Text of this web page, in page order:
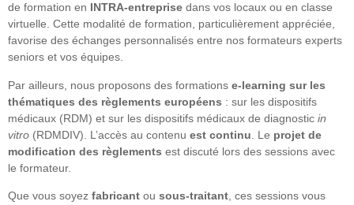
de formation en INTRA-entreprise dans vos locaux ou en classe
virtuelle. Cette modalité de formation, particulièrement appréciée,
favorise des échanges personnalisés entre nos formateurs experts
seniors et vos équipes.
Par ailleurs, nous proposons des formations e-learning sur les
thématiques des règlements européens : sur les dispositifs
médicaux (RDM) et sur les dispositifs médicaux de diagnostic in
vitro (RDMDIV). L’accès au contenu est continu . Le projet de
modification des règlements est discuté lors des sessions avec
le formateur.
Que vous soyez fabricant ou sous-traitant , ces sessions vous